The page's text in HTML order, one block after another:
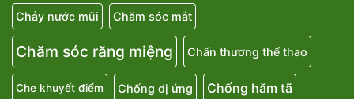
Chảy nước mũi Chăm sóc mắt
Chăm sóc răng miệng Chấn thương thể thao
Che khuyết điểm Chống dị ứng Chống hăm tã